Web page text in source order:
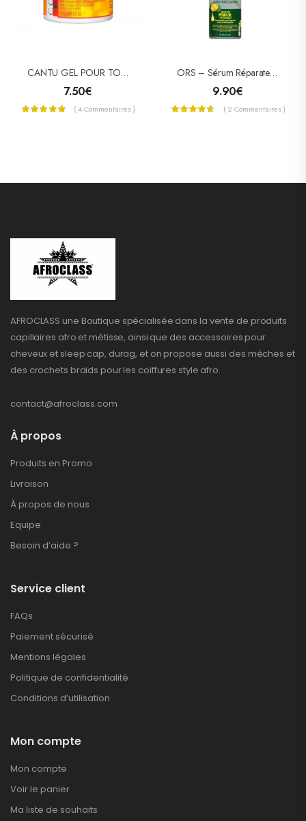
CANTU GEL POUR TORSADES ET LOCKS KARITE (TWIST & LOCK)
7.50€
( 4 Commentaires )
ORS – Sérum Réparateur À L’huile D’olive
9.90€
( 2 Commentaires )
AFROCLASS une Boutique spécialisée dans la vente de produits
capillaires afro et métisse, ainsi que des accessoires pour
cheveux et sleep cap, durag, et on propose aussi des mèches et
des crochets braids pour les coiffures style afro.
contact@afroclass.com
À propos
Produits en Promo
Livraison
À propos de nous
Equipe
Besoin d’aide ?
Service client
FAQs
Paiement sécurisé
Mentions légales
Politique de confidentialité
Conditions d’utilisation
Mon compte
Mon compte
Voir le panier
Ma liste de souhaits